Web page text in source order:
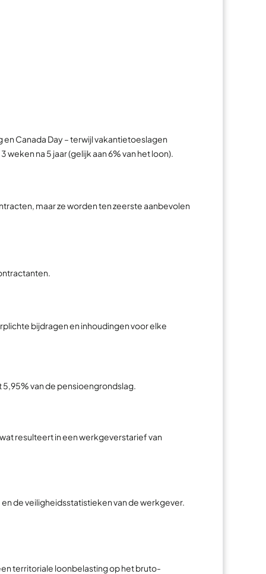
Canada Day – terwijl vakantietoeslagen
weken na 5 jaar (gelijk aan 6% van het loon).
maar ze worden ten zeerste aanbevolen
bijdragen en inhoudingen voor elke
van de pensioengrondslag.
resulteert in een werkgeverstarief van
de veiligheidsstatistieken van de werkgever.
territoriale loonbelasting op het bruto-